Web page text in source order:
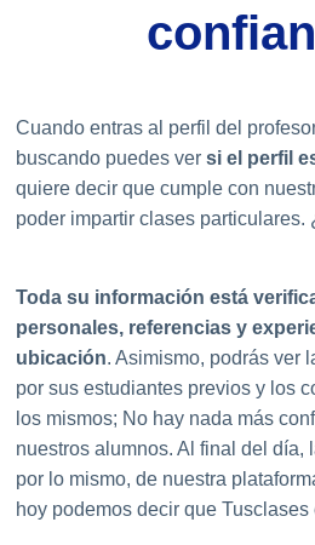
Cuando entras al perfil del
buscando puedes ver si el perfil
quiere decir que cumple con
poder impartir clases particulares.
Toda su información está
personales, referencias y
ubicación. Asimismo, podrás ver
por sus estudiantes previos y los
los mismos; No hay nada más
nuestros alumnos. Al final del día,
por lo mismo, de nuestra
hoy podemos decir que Tusclases